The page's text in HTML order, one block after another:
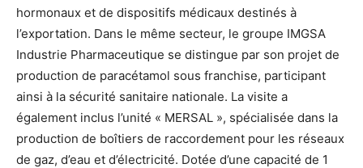
hormonaux et de dispositifs médicaux destinés à
l’exportation. Dans le même secteur, le groupe IMGSA
Industrie Pharmaceutique se distingue par son projet de
production de paracétamol sous franchise, participant
ainsi à la sécurité sanitaire nationale. La visite a
également inclus l’unité « MERSAL », spécialisée dans la
production de boîtiers de raccordement pour les réseaux
de gaz, d’eau et d’électricité. Dotée d’une capacité de 1